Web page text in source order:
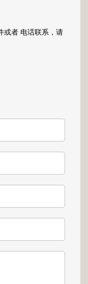
d'une
des
2.90 m
châssis
sanitaire
prestige
notre
或者 电话联系，请